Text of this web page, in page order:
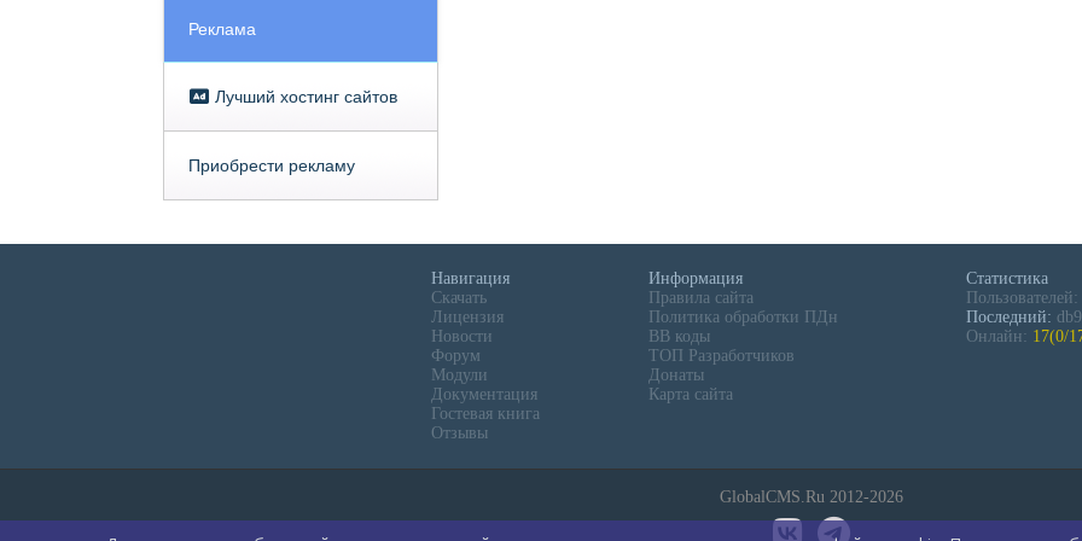
Реклама
Лучший хостинг сайтов
Приобрести рекламу
Навигация
Скачать
Лицензия
Новости
Форум
Модули
Документация
Гостевая книга
Отзывы
Информация
Правила сайта
Политика обработки ПДн
BB коды
ТОП Разработчиков
Донаты
Карта сайта
Статистика
Пользователей:
Последний:
Онлайн: 17(0/
GlobalCMS.Ru 2012-2026